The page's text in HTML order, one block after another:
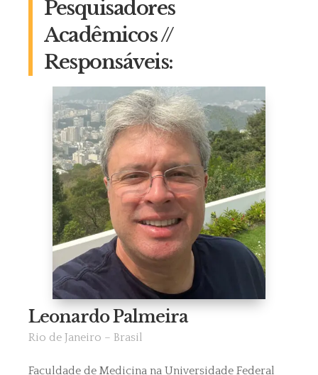
Pesquisadores
Acadêmicos //
Responsáveis:
Leonardo Palmeira
Rio de Janeiro – Brasil
Faculdade de Medicina na Universidade Federal